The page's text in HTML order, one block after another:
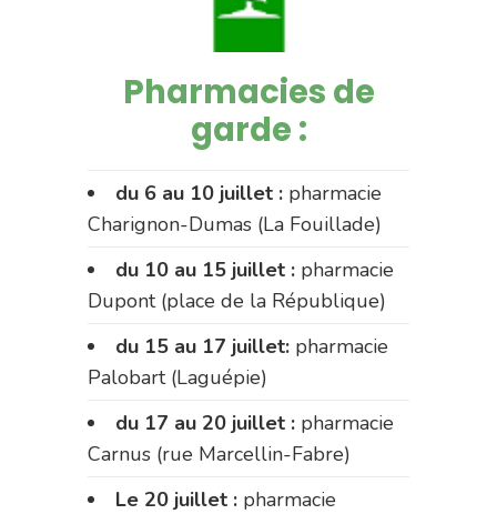
Pharmacies de
garde :
du 6 au 10 juillet : pharmacie
Charignon-Dumas (La Fouillade)
du 10 au 15 juillet : pharmacie
Dupont (place de la République)
du 15 au 17 juillet: pharmacie
Palobart (Laguépie)
du 17 au 20 juillet : pharmacie
Carnus (rue Marcellin-Fabre)
Le 20 juillet : pharmacie